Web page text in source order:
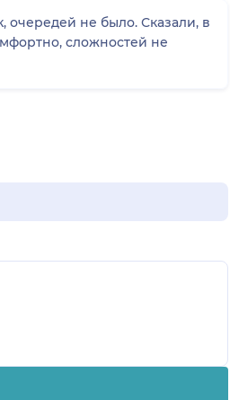
очередей не было. Сказали, в
сложностей не